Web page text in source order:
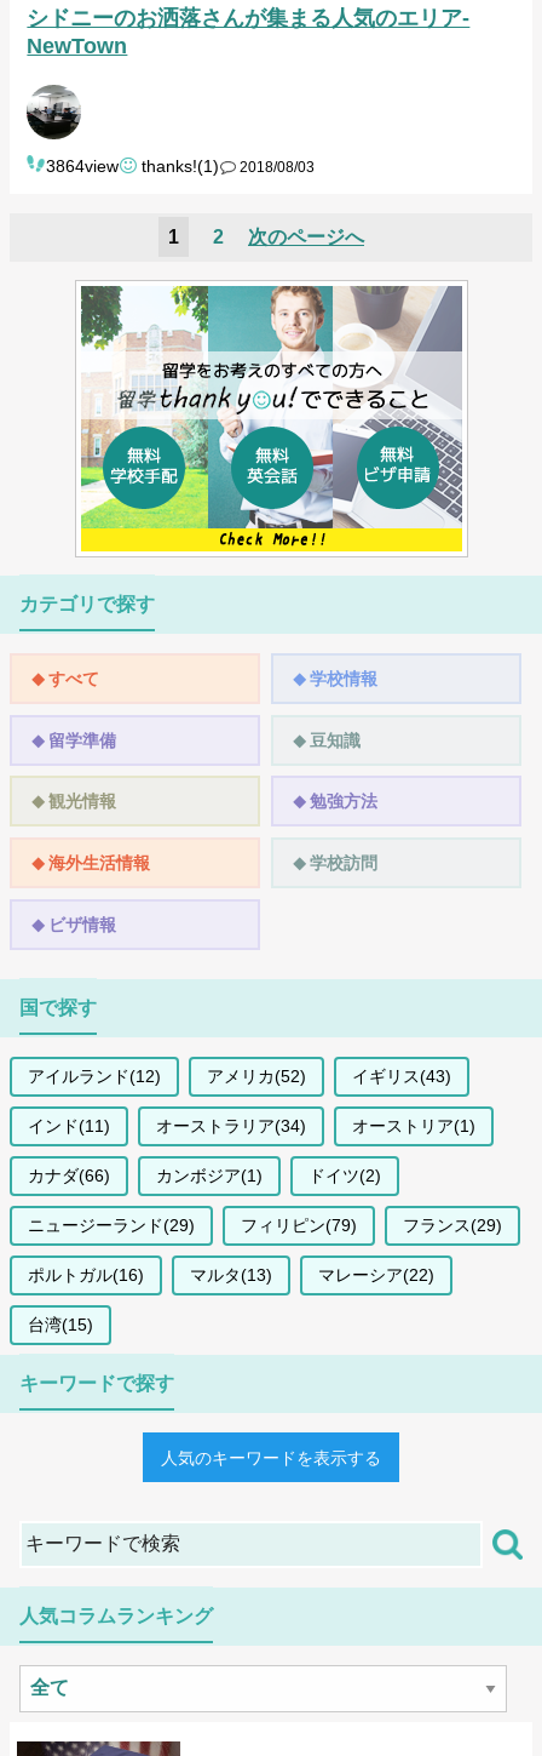
シドニーのお洒落さんが集まる人気のエリア-
NewTown
3864view thanks!(1) 2018/08/03
1 2 次のページへ
カテゴリで探す
すべて 学校情報
留学準備 豆知識
観光情報 勉強方法
海外生活情報 学校訪問
ビザ情報
国で探す
アイルランド(12) アメリカ(52) イギリス(43)
インド(11) オーストラリア(34) オーストリア(1)
カナダ(66) カンボジア(1) ドイツ(2)
ニュージーランド(29) フィリピン(79) フランス(29)
ポルトガル(16) マルタ(13) マレーシア(22)
台湾(15)
キーワードで探す
人気のキーワードを表示する
人気コラムランキング